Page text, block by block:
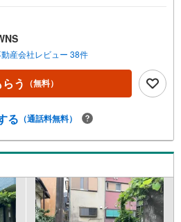
宅用地です。立地する準工業地域は、
す恐れのない工場の建設を推進してお
ていることの多い地域です。【年中無
物件は特にお問い合わせが集中する
話下さい。「室内・現地を見学する」
くとご見学がスムーズです。■その他、
ーション■住まいの広場TOWNSからお
頂きます！ /他社様掲載物件も併せてご
気軽にお問い合わせ下さい♪駐車場も
車でのお越しも大歓迎です！
産会社レビュー 38件
う （無料）
る （通話料無料）